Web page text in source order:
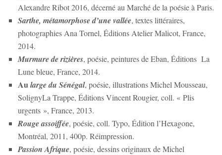
Alexandre Ribot 2016, décerné au Marché de la poésie à Paris.
Sarthe, métamorphose d’une vallée, textes littéraires,
photographies Ana Tornel, Éditions Atelier Malicot, France,
2014.
Murmure de rizières, poésie, peintures de Eban, Éditions La
Lune bleue, France, 2014.
Aularge du Sénégal, poésie, illustrations Michel Mousseau,
SolignyLa Trappe, Éditions Vincent Rougier, coll. « Plis
urgents », France, 2013.
Rouge assoiffée, poésie, coll. Typo, Édition l’Hexagone,
Montréal, 2011, 400p. Réimpression.
Passion Afrique, poésie, dessins originaux de Michel